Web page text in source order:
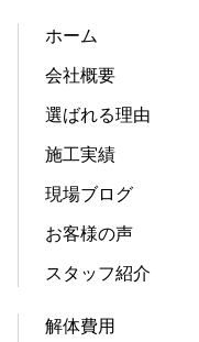
ホーム
会社概要
選ばれる理由
施工実績
現場ブログ
お客様の声
スタッフ紹介
解体費用